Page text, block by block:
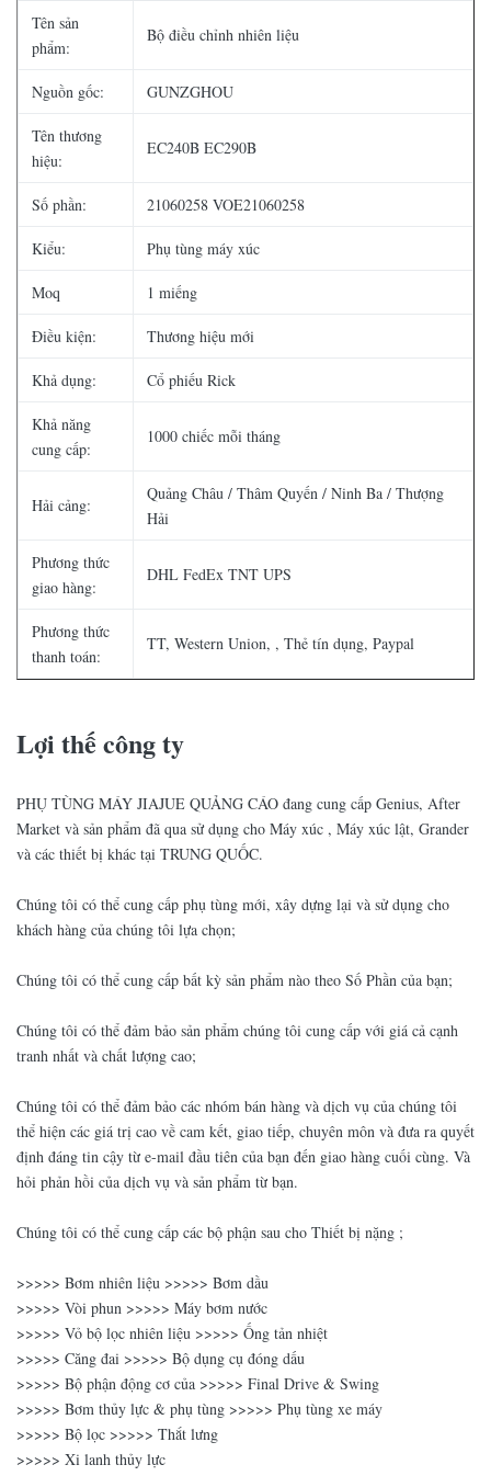
Tên sản
phẩm:
Bộ điều chỉnh nhiên liệu
Nguồn gốc: GUNZGHOU
Tên thương
hiệu:
EC240B EC290B
Số phần: 21060258 VOE21060258
Kiểu: Phụ tùng máy xúc
Moq 1 miếng
Điều kiện: Thương hiệu mới
Khả dụng: Cổ phiếu Rick
Khả năng
cung cấp:
1000 chiếc mỗi tháng
Hải cảng:
Quảng Châu / Thâm Quyến / Ninh Ba / Thượng
Hải
Phương thức
giao hàng:
DHL FedEx TNT UPS
Phương thức
thanh toán:
TT, Western Union, , Thẻ tín dụng, Paypal
Lợi thế công ty
PHỤ TÙNG MÁY JIAJUE QUẢNG CÁO đang cung cấp Genius, After
Market và sản phẩm đã qua sử dụng cho Máy xúc , Máy xúc lật, Grander
và các thiết bị khác tại TRUNG QUỐC.
Chúng tôi có thể cung cấp phụ tùng mới, xây dựng lại và sử dụng cho
khách hàng của chúng tôi lựa chọn;
Chúng tôi có thể cung cấp bất kỳ sản phẩm nào theo Số Phần của bạn;
Chúng tôi có thể đảm bảo sản phẩm chúng tôi cung cấp với giá cả cạnh
tranh nhất và chất lượng cao;
Chúng tôi có thể đảm bảo các nhóm bán hàng và dịch vụ của chúng tôi
thể hiện các giá trị cao về cam kết, giao tiếp, chuyên môn và đưa ra quyết
định đáng tin cậy từ e-mail đầu tiên của bạn đến giao hàng cuối cùng. Và
hỏi phản hồi của dịch vụ và sản phẩm từ bạn.
Chúng tôi có thể cung cấp các bộ phận sau cho Thiết bị nặng ;
>>>>> Bơm nhiên liệu >>>>> Bơm dầu
>>>>> Vòi phun >>>>> Máy bơm nước
>>>>> Vỏ bộ lọc nhiên liệu >>>>> Ống tản nhiệt
>>>>> Căng đai >>>>> Bộ dụng cụ đóng dấu
>>>>> Bộ phận động cơ của >>>>> Final Drive & Swing
>>>>> Bơm thủy lực & phụ tùng >>>>> Phụ tùng xe máy
>>>>> Bộ lọc >>>>> Thắt lưng
>>>>> Xi lanh thủy lực